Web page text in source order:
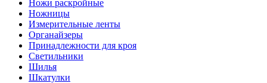
Ножи раскройные
Ножницы
Измерительные ленты
Органайзеры
Принадлежности для кроя
Светильники
Шилья
Шкатулки